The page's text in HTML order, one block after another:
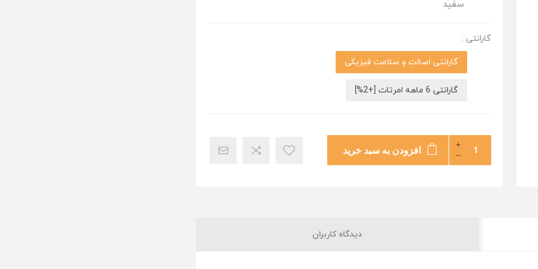
سفید
گارانتی :
گارانتی اصالت و سلامت فیزیکی
گارانتی 6 ماهه امرتات [+2%]
افزودن به سبد خرید
دیدگاه کاربران